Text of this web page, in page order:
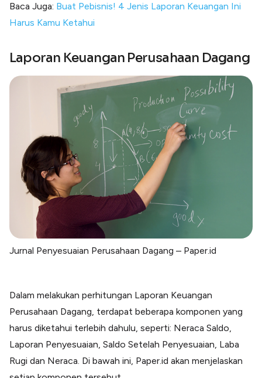
Baca Juga: Buat Pebisnis! 4 Jenis Laporan Keuangan Ini
Harus Kamu Ketahui
Laporan Keuangan Perusahaan Dagang
Jurnal Penyesuaian Perusahaan Dagang – Paper.id
Dalam melakukan perhitungan Laporan Keuangan
Perusahaan Dagang, terdapat beberapa komponen yang
harus diketahui terlebih dahulu, seperti: Neraca Saldo,
Laporan Penyesuaian, Saldo Setelah Penyesuaian, Laba
Rugi dan Neraca. Di bawah ini, Paper.id akan menjelaskan